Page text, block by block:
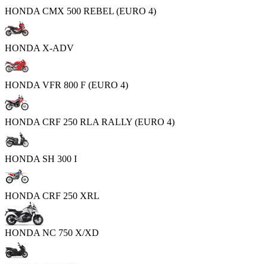
HONDA CMX 500 REBEL (EURO 4)
HONDA X-ADV
HONDA VFR 800 F (EURO 4)
HONDA CRF 250 RLA RALLY (EURO 4)
HONDA SH 300 I
HONDA CRF 250 XRL
HONDA NC 750 X/XD